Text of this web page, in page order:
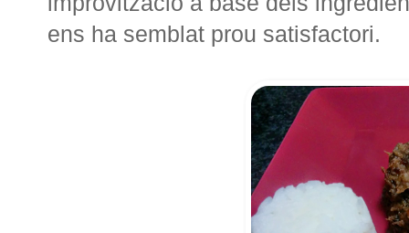
ens ha semblat prou satisfactori.